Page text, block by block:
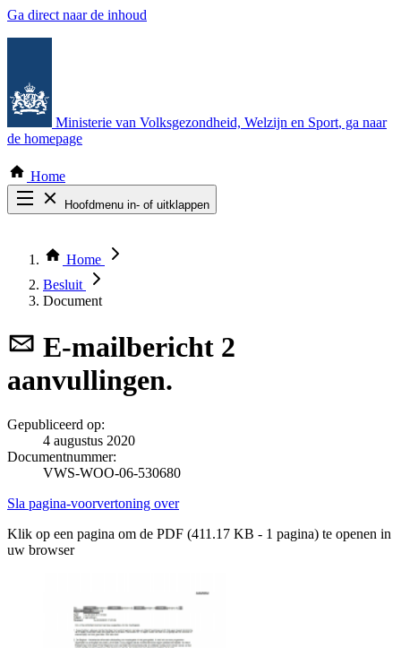
Ga direct naar de inhoud
Ministerie van Volksgezondheid, Welzijn en Sport, ga naar
de homepage
Home
Hoofdmenu in- of uitklappen
Thema COVID-19
Bekijk per bestuursorgaan
Home
Besluit
Document
E-mailbericht 2
aanvullingen.
Gepubliceerd op:
4 augustus 2020
Documentnummer:
VWS-WOO-06-530680
Sla pagina-voorvertoning over
Klik op een pagina om de PDF (411.17 KB - 1 pagina) te openen in
uw browser